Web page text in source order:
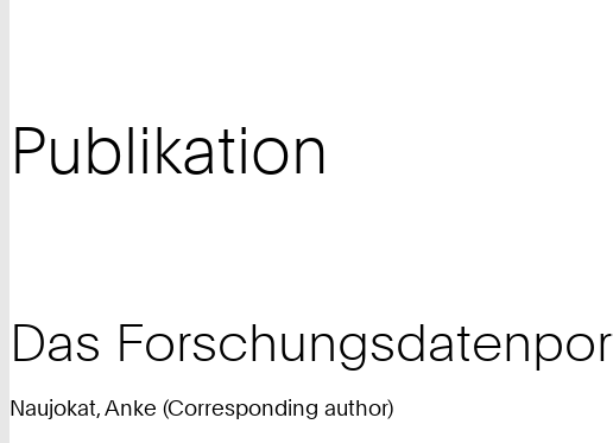
Publikation
Das
Naujokat, Anke (Corresponding author)